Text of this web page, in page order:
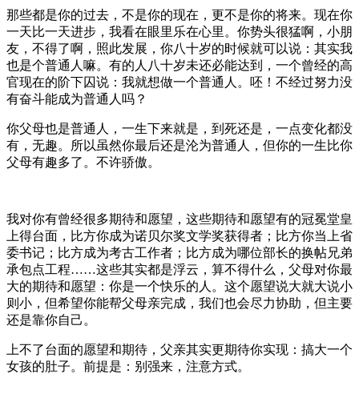
那些都是你的过去，不是你的现在，更不是你的将来。现在你
一天比一天进步，我看在眼里乐在心里。你势头很猛啊，小朋
友，不得了啊，照此发展，你八十岁的时候就可以说：其实我
也是个普通人嘛。有的人八十岁未还必能达到，一个曾经的高
官现在的阶下囚说：我就想做一个普通人。呸！不经过努力没
有奋斗能成为普通人吗？
你父母也是普通人，一生下来就是，到死还是，一点变化都没
有，无趣。所以虽然你最后还是沦为普通人，但你的一生比你
父母有趣多了。不许骄傲。
我对你有曾经很多期待和愿望，这些期待和愿望有的冠冕堂皇
上得台面，比方你成为诺贝尔奖文学奖获得者；比方你当上省
委书记；比方成为考古工作者；比方成为哪位部长的换帖兄弟
承包点工程……这些其实都是浮云，算不得什么，父母对你最
大的期待和愿望：你是一个快乐的人。这个愿望说大就大说小
则小，但希望你能帮父母亲完成，我们也会尽力协助，但主要
还是靠你自己。
上不了台面的愿望和期待，父亲其实更期待你实现：搞大一个
女孩的肚子。前提是：别强来，注意方式。